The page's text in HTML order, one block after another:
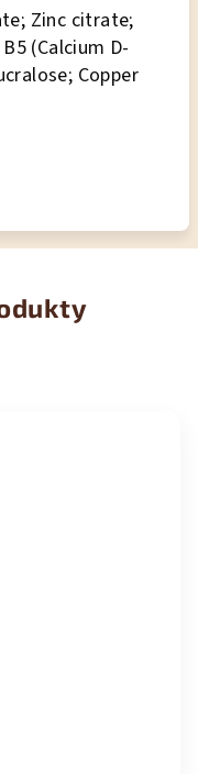
Zinc citrate;
(Calcium D-
Copper